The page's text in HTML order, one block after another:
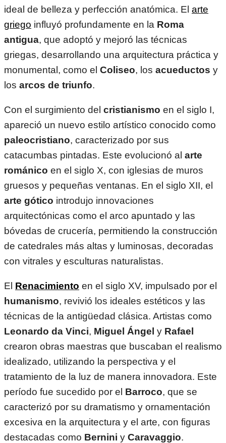
ideal de belleza y perfección anatómica. El arte
griego influyó profundamente en la Roma
antigua, que adoptó y mejoró las técnicas
griegas, desarrollando una arquitectura práctica y
monumental, como el Coliseo, los acueductos y
los arcos de triunfo.
Con el surgimiento del cristianismo en el siglo I,
apareció un nuevo estilo artístico conocido como
paleocristiano, caracterizado por sus
catacumbas pintadas. Este evolucionó al arte
románico en el siglo X, con iglesias de muros
gruesos y pequeñas ventanas. En el siglo XII, el
arte gótico introdujo innovaciones
arquitectónicas como el arco apuntado y las
bóvedas de crucería, permitiendo la construcción
de catedrales más altas y luminosas, decoradas
con vitrales y esculturas naturalistas.
El Renacimiento en el siglo XV, impulsado por el
humanismo, revivió los ideales estéticos y las
técnicas de la antigüedad clásica. Artistas como
Leonardo da Vinci, Miguel Ángel y Rafael
crearon obras maestras que buscaban el realismo
idealizado, utilizando la perspectiva y el
tratamiento de la luz de manera innovadora. Este
período fue sucedido por el Barroco, que se
caracterizó por su dramatismo y ornamentación
excesiva en la arquitectura y el arte, con figuras
destacadas como Bernini y Caravaggio.